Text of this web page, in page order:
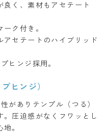
良く、素材もアセテート
ク付き。
アセテートのハイブリッド
ヒンジ採用。
ヒンジ）
がありテンプル（つる）
圧迫感がなくフワッとし
。